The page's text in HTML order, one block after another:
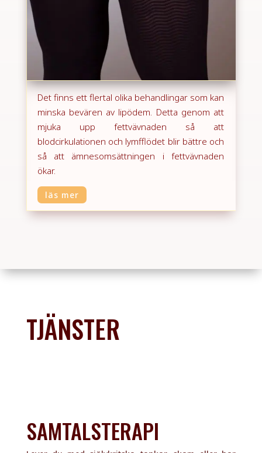
Det finns ett flertal olika behandlingar som kan
minska bevären av lipödem. Detta genom att
mjuka upp fettvävnaden så att
blodcirkulationen och lymfflödet blir bättre och
så att ämnesomsättningen i fettvävnaden
ökar.
läs mer
TJÄNSTER
SAMTALSTERAPI